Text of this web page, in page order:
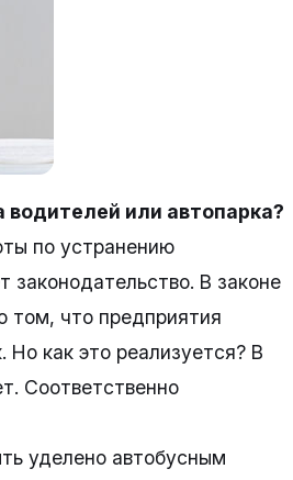
водителей или автопарка?
по устранению
законодательство. В законе
том, что предприятия
как это реализуется? В
Соответственно
уделено автобусным